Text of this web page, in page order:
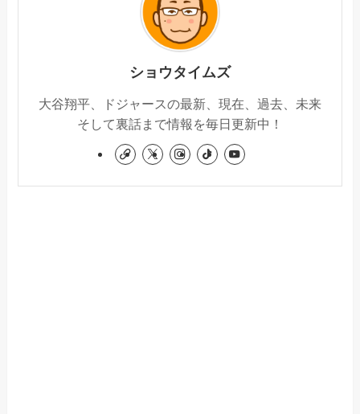
ショウタイムズ
大谷翔平、ドジャースの最新、現在、過去、未来
そして裏話まで情報を毎日更新中！